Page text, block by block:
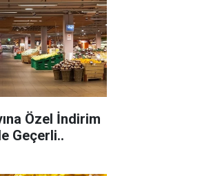
Özel İndirim
Geçerli..